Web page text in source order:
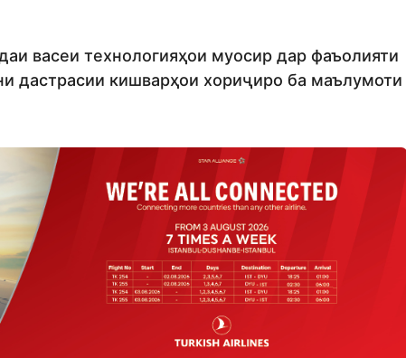
васеи технологияҳои муосир дар фаъолияти
дастрасии кишварҳои хориҷиро ба маълумоти